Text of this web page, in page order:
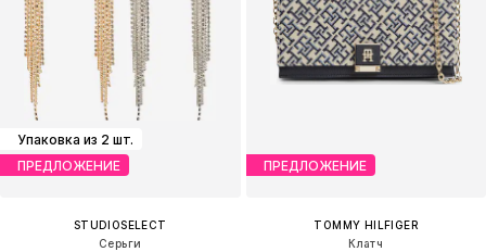
Упаковка из 2 шт.
ПРЕДЛОЖЕНИЕ
STUDIOSELECT
Серьги
ПРЕДЛОЖЕНИЕ
TOMMY HILFIGER
Клатч